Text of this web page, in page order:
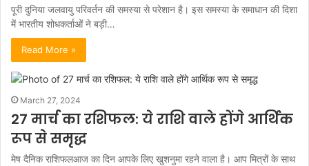
पूरी दुनिया जलवायु परिवर्तन की समस्या से परेशान है। इस समस्या के समाधान की दिशा
में भारतीय शोधकर्ताओं ने बड़ी…
Read More »
March 27, 2024
27 मार्च का रशिफल: ये राशि वाले होंगे आर्थिक
रूप से समृद्ध
मेष दैनिक राशिफलआज का दिन आपके लिए खुशनुमा रहने वाला है। आप मित्रों के साथ